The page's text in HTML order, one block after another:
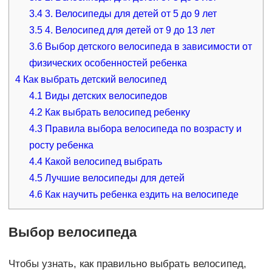
3.4 3. Велосипеды для детей от 5 до 9 лет
3.5 4. Велосипед для детей от 9 до 13 лет
3.6 Выбор детского велосипеда в зависимости от
физических особенностей ребенка
4Как выбрать детский велосипед
4.1 Виды детских велосипедов
4.2 Как выбрать велосипед ребенку
4.3 Правила выбора велосипеда по возрасту и
росту ребенка
4.4 Какой велосипед выбрать
4.5 Лучшие велосипеды для детей
4.6 Как научить ребенка ездить на велосипеде
Выбор велосипеда
Чтобы узнать, как правильно выбрать велосипед,